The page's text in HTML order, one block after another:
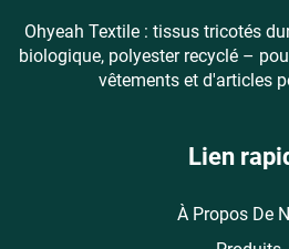
Ohyeah Textile : tissus tricotés
biologique, polyester recyclé –
vêtements et d'articles
Lien
À Propos De